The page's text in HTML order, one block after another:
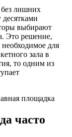
без лишних
выбирают
Это решение,
для
зала в
то одним из
часто